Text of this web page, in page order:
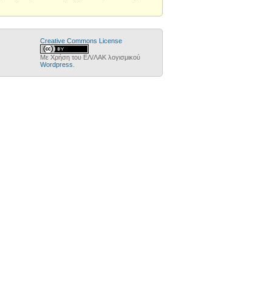
Creative Commons License
Με Χρήση του ΕΛ/ΛΑΚ λογισμικού
Wordpress